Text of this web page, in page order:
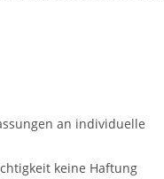
an individuelle
keine Haftung